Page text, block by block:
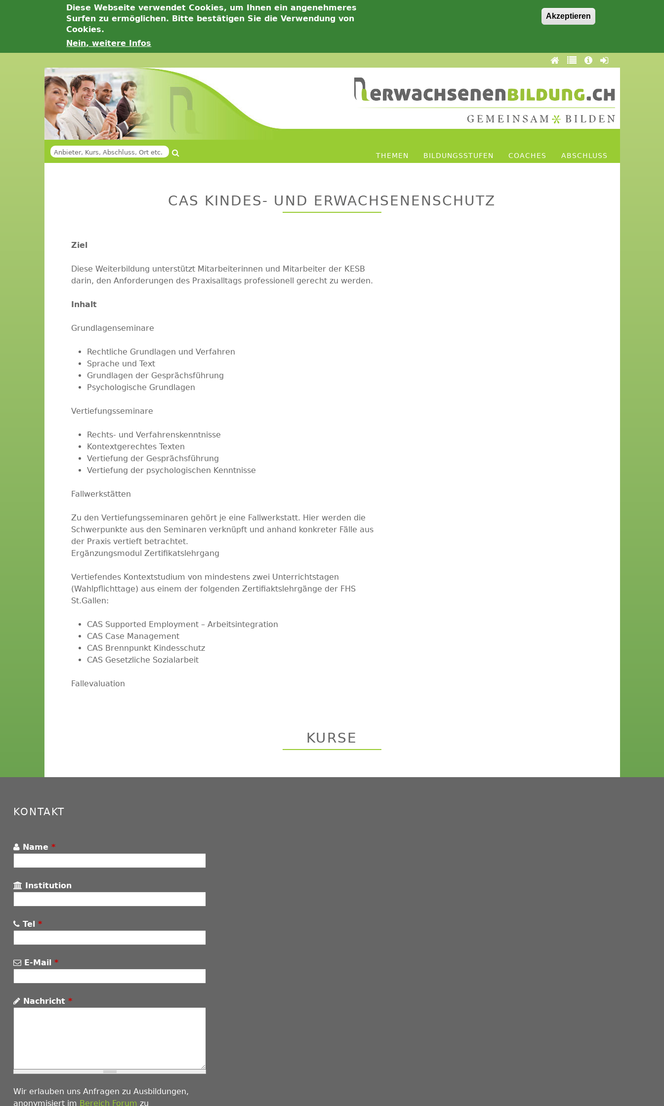
Diese Webseite verwendet Cookies, um Ihnen ein angenehmeres
Surfen zu ermöglichen. Bitte bestätigen Sie die Verwendung von
Cookies.
Nein, weitere Infos
Akzeptieren
Suche
THEMEN BILDUNGSSTUFEN COACHES ABSCHLUSS
CAS KINDES- UND ERWACHSENENSCHUTZ
Ziel
Diese Weiterbildung unterstützt Mitarbeiterinnen und Mitarbeiter der KESB
darin, den Anforderungen des Praxisalltags professionell gerecht zu werden.
Inhalt
Grundlagenseminare
Rechtliche Grundlagen und Verfahren
Sprache und Text
Grundlagen der Gesprächsführung
Psychologische Grundlagen
Vertiefungsseminare
Rechts- und Verfahrenskenntnisse
Kontextgerechtes Texten
Vertiefung der Gesprächsführung
Vertiefung der psychologischen Kenntnisse
Fallwerkstätten
Zu den Vertiefungsseminaren gehört je eine Fallwerkstatt. Hier werden die
Schwerpunkte aus den Seminaren verknüpft und anhand konkreter Fälle aus
der Praxis vertieft betrachtet.
Ergänzungsmodul Zertifikatslehrgang
Vertiefendes Kontextstudium von mindestens zwei Unterrichtstagen
(Wahlpflichttage) aus einem der folgenden Zertifiaktslehrgänge der FHS
St.Gallen:
CAS Supported Employment – Arbeitsintegration
CAS Case Management
CAS Brennpunkt Kindesschutz
CAS Gesetzliche Sozialarbeit
Fallevaluation
KURSE
KONTAKT
Name *
Institution
Tel *
E-Mail *
Nachricht *
Wir erlauben uns Anfragen zu Ausbildungen,
anonymisiert im Bereich Forum zu